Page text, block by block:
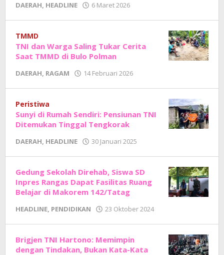
DAERAH, HEADLINE 6 Maret 2026
Junaedi
TMMD
TNI dan Warga Saling Tukar Cerita
Saat TMMD di Bulo Polman
DAERAH, RAGAM 14 Februari 2026
Junaedi
Peristiwa
Sunyi di Rumah Sendiri: Pensiunan TNI
Ditemukan Tinggal Tengkorak
DAERAH, HEADLINE 30 Januari 2025
Junaedi
Sholat
Gedung Sekolah Direhab, Siswa SD
Inpres Rangas Dapat Fasilitas Ruang
Belajar di Makorem 142/Tatag
HEADLINE, PENDIDIKAN 23 Oktober 2024
Junaedi
Sholat
Brigjen TNI Hartono: Memimpin
dengan Tindakan, Bukan Kata-Kata